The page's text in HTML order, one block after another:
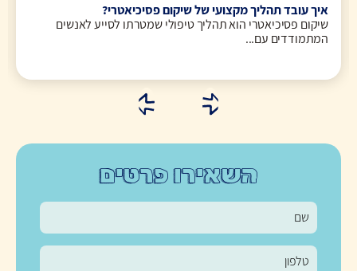
איך עובד תהליך מקצועי של שיקום פסיכיאטרי?
שיקום פסיכיאטרי הוא תהליך טיפולי שמטרתו לסייע לאנשים
המתמודדים עם...
השאירו פרטים